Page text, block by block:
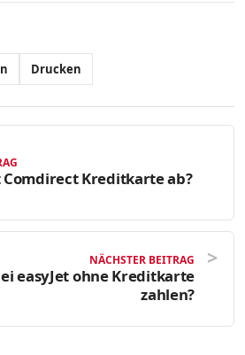
Drucken
Kreditkarte ab?
NÄCHSTER BEITRAG
easyJet ohne Kreditkarte
zahlen?